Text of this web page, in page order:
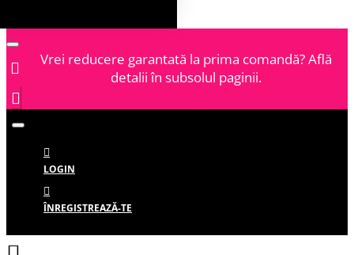
Vrei reducere garantată la prima comandă? Află
detalii în subsolul paginii.
LOGIN
ÎNREGISTREAZĂ-TE